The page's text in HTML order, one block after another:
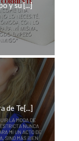
y su [...]
de Te[...]